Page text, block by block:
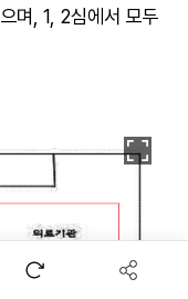
며, 1, 2심에서 모두